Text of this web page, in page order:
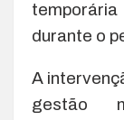
durante o
A
gestão